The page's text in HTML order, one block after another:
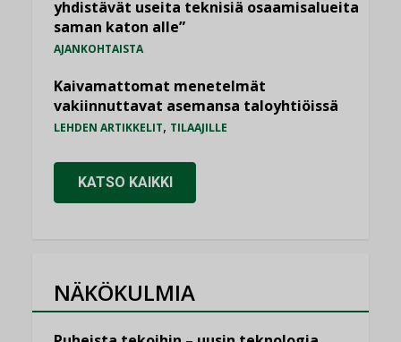
yhdistävät useita teknisiä osaamisalueita
saman katon alle”
AJANKOHTAISTA
Kaivamattomat menetelmät
vakiinnuttavat asemansa taloyhtiöissä
LEHDEN ARTIKKELIT, TILAAJILLE
KATSO KAIKKI
NÄKÖKULMIA